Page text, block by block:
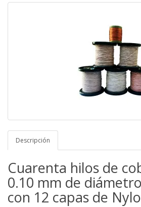
Descripción
Cuarenta hilos de
0.10 mm de
con 12 capas de